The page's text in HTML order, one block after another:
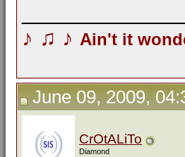
♪ ♫ ♪ Ain't it
June 09, 2009,
CrOtALiTo
Diamond